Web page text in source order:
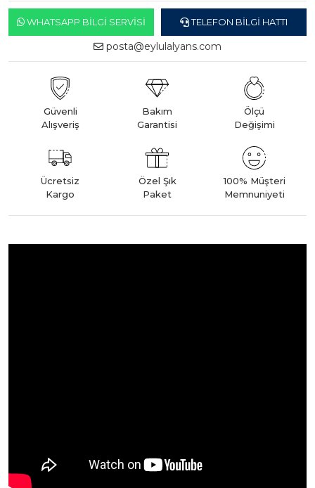
WHATSAPP BILGI SERVISI TELEFON BILGI HATTI
posta@eylulalyans.com
Güvenli
Alışveriş
Bakım
Garantisi
Ölçü
Değişimi
Ücretsiz
Kargo
Özel Şık
Paket
100% Müşteri
Memnuniyeti